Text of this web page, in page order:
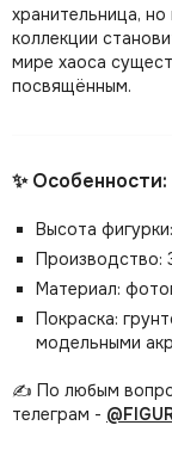
хранительница,
коллекции
мире хаоса
посвящённым.
✨ Особенности:
Высота
Производство:
Материал:
Покраска:
модельными
✍️ По любым
телеграм -